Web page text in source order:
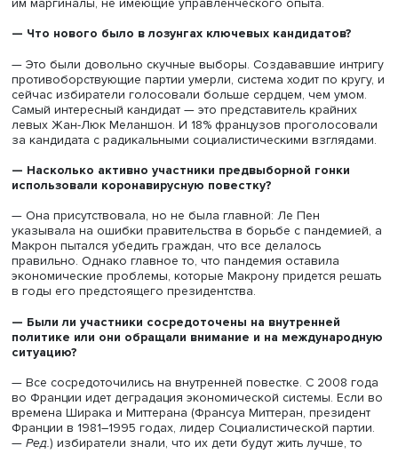
Тимофей Бордачев, фото: Высшая школа экономики
При Макроне его движение «Вперед!» стало
парламенте и замкнуло все решения в рамках одной
политико-бюрократической элитной группы: из
исчез компромисс, и сразу упало качество дискуссий,
принятых решений и качество их исполнения, что имеет
плохо для страны, поскольку исчез компромисс.
ранее голосовавший против президента, понимал, что
Поэтому возрастает протестное голосование. В
буксуют реформы, поскольку руководит номенклатура:
чиновники, политики и бизнес, которые объединились
реализации реформ, а чтобы удержать власть. А
им маргиналы, не имеющие управленческого опыта.
— Что нового было в лозунгах ключевых
— Это были довольно скучные выборы. Создававшие
противоборствующие партии умерли, система ходит по
сейчас избиратели голосовали больше сердцем, чем
Самый интересный кандидат — это представитель
левых Жан-Люк Меланшон. И 18% французов
за кандидата с радикальными социалистическими